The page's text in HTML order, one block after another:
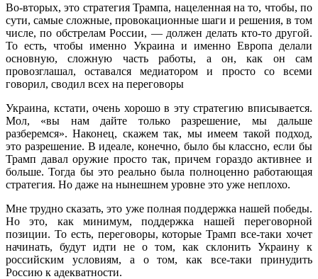
Во-вторых, это стратегия Трампа, нацеленная на то, чтобы, по
сути, самые сложные, провокационные шаги и решения, в том
числе, по обстрелам России, — должен делать кто-то другой.
То есть, чтобы именно Украина и именно Европа делали
основную, сложную часть работы, а он, как он сам
провозглашал, оставался медиатором и просто со всеми
говорил, сводил всех на переговоры
Украина, кстати, очень хорошо в эту стратегию вписывается.
Мол, «вы нам дайте только разрешение, мы дальше
разберемся». Наконец, скажем так, мы имеем такой подход,
это разрешение. В идеале, конечно, было бы классно, если бы
Трамп давал оружие просто так, причем гораздо активнее и
больше. Тогда бы это реально была полноценно работающая
стратегия. Но даже на нынешнем уровне это уже неплохо.
Мне трудно сказать, это уже полная поддержка нашей победы.
Но это, как минимум, поддержка нашей переговорной
позиции. То есть, переговоры, которые Трамп все-таки хочет
начинать, будут идти не о том, как склонить Украину к
российским условиям, а о том, как все-таки принудить
Россию к адекватности.